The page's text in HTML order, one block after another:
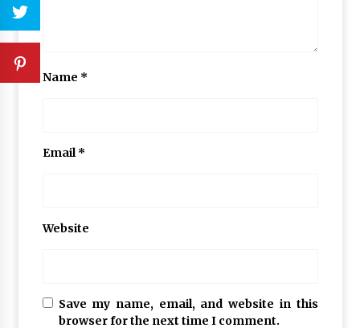
Name *
Email*
Website
Save my name, email, and website in this
browser for the next time I comment.